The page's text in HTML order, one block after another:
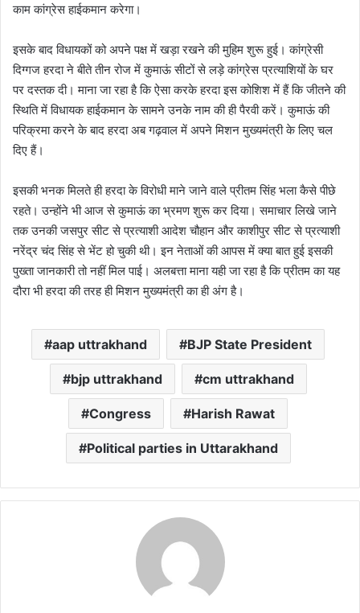
काम कांग्रेस हाईकमान करेगा।
इसके बाद विधायकों को अपने पक्ष में खड़ा रखने की मुहिम शुरू हुई। कांग्रेसी
दिग्गज हरदा ने बीते तीन रोज में कुमाऊं सीटों से लड़े कांग्रेस प्रत्याशियों के घर
पर दस्तक दी। माना जा रहा है कि ऐसा करके हरदा इस कोशिश में हैं कि जीतने की
स्थिति में विधायक हाईकमान के सामने उनके नाम की ही पैरवी करें। कुमाऊं की
परिक्रमा करने के बाद हरदा अब गढ़वाल में अपने मिशन मुख्यमंत्री के लिए चल
दिए हैं।
इसकी भनक मिलते ही हरदा के विरोधी माने जाने वाले प्रीतम सिंह भला कैसे पीछे
रहते। उन्होंने भी आज से कुमाऊं का भ्रमण शुरू कर दिया। समाचार लिखे जाने
तक उनकी जसपुर सीट से प्रत्याशी आदेश चौहान और काशीपुर सीट से प्रत्याशी
नरेंद्र चंद सिंह से भेंट हो चुकी थी। इन नेताओं की आपस में क्या बात हुई इसकी
पुख्ता जानकारी तो नहीं मिल पाई। अलबत्ता माना यही जा रहा है कि प्रीतम का यह
दौरा भी हरदा की तरह ही मिशन मुख्यमंत्री का ही अंग है।
aap uttrakhand BJP State President
bjp uttrakhand cm uttrakhand
Congress Harish Rawat
Political parties in Uttarakhand